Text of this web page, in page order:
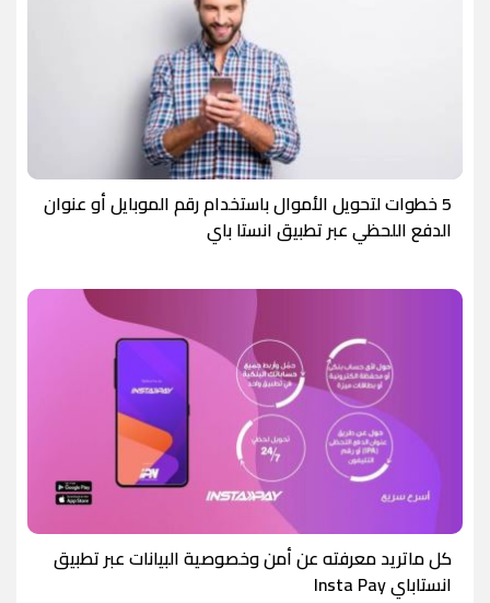
5 خطوات لتحويل الأموال باستخدام رقم الموبايل أو عنوان
الدفع اللحظي عبر تطبيق انستا باي
كل ماتريد معرفته عن أمن وخصوصية البيانات عبر تطبيق
انستاباي Insta Pay